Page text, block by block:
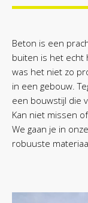
Beton is een
buiten is het echt
was het niet zo
in een gebouw.
een bouwstijl die
Kan niet missen
We gaan je in
robuuste